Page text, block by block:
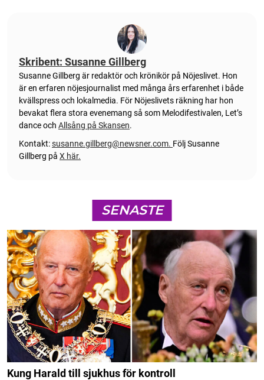
Skribent: Susanne Gillberg
Susanne Gillberg är redaktör och krönikör på Nöjeslivet. Hon
är en erfaren nöjesjournalist med många års erfarenhet i både
kvällspress och lokalmedia. För Nöjeslivets räkning har hon
bevakat flera stora evenemang så som Melodifestivalen, Let’s
dance och Allsång på Skansen.
Kontakt:susanne.gillberg@newsner.com. Följ Susanne
Gillberg på X här.
SENASTE
Kung Harald till sjukhus för kontroll